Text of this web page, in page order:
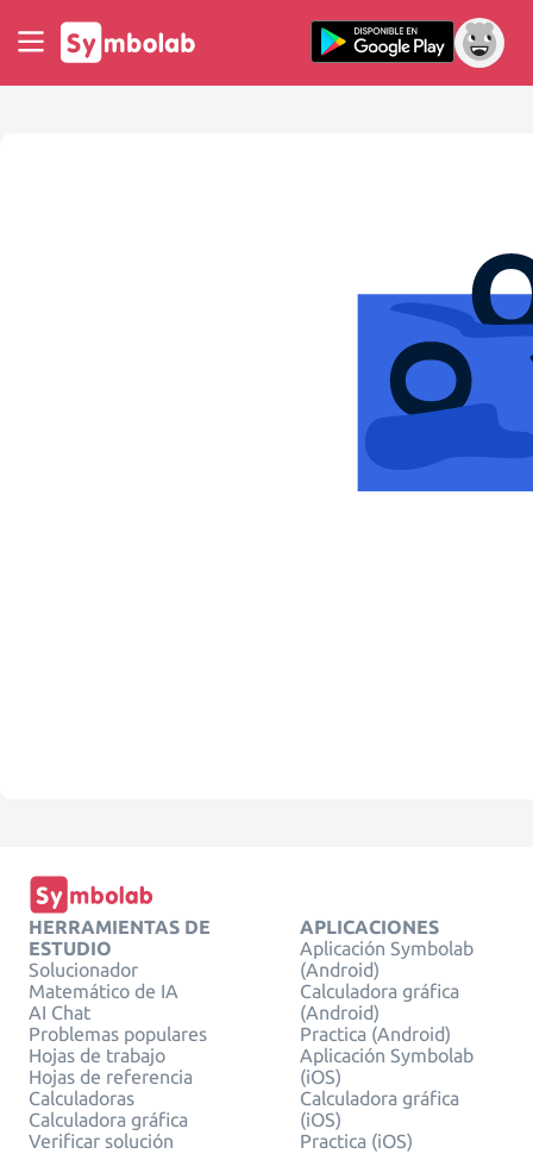
HERRAMIENTAS DE
ESTUDIO
Solucionador
Matemático de IA
AI Chat
Problemas populares
Hojas de trabajo
Hojas de referencia
Calculadoras
Calculadora gráfica
Verificar solución
APLICACIONES
Aplicación Symbolab
(Android)
Calculadora gráfica
(Android)
Practica (Android)
Aplicación Symbolab
(iOS)
Calculadora gráfica
(iOS)
Practica (iOS)